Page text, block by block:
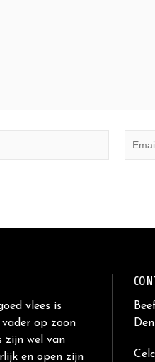
vlees is
op zoon
zijn wel van
en open zijn